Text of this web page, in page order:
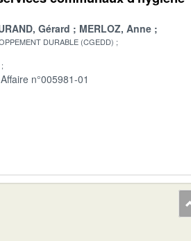
Gérard MERLOZ, Anne
DURABLE (CGEDD)
Affaire n°005981-01